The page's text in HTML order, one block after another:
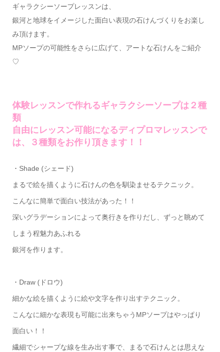
ギャラクシーソープレッスンは、
銀河と地球をイメージした面白い表現の石けんづくりをお楽し
み頂けます。
MPソープの可能性をさらに広げて、アートな石けんをご紹介
♡
体験レッスンで作れるギャラクシーソープは２種
類
自由にレッスン可能になるディプロマレッスンで
は、３種類をお作り頂きます！！
・Shade (シェード)
まるで絵を描くように石けんの色を馴染ませるテクニック。
こんなに簡単で面白い技法があった！！
深いグラデーションによって奥行きを作りだし、ずっと眺めて
しまう程魅力あふれる
銀河を作ります。
・Draw (ドロウ)
細かな絵を描くように絵や文字を作り出すテクニック。
こんなに細かな表現も可能に出来ちゃうMPソープはやっぱり
面白い！！
繊細でシャープな線を生み出す事で、まるで石けんとは思えな